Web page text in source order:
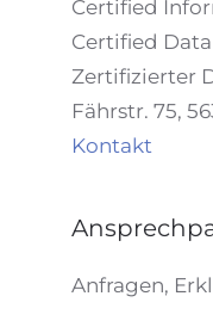
Certified
Certified
Zertifizierter
Fährstr. 75,
Kontakt
Anfragen,